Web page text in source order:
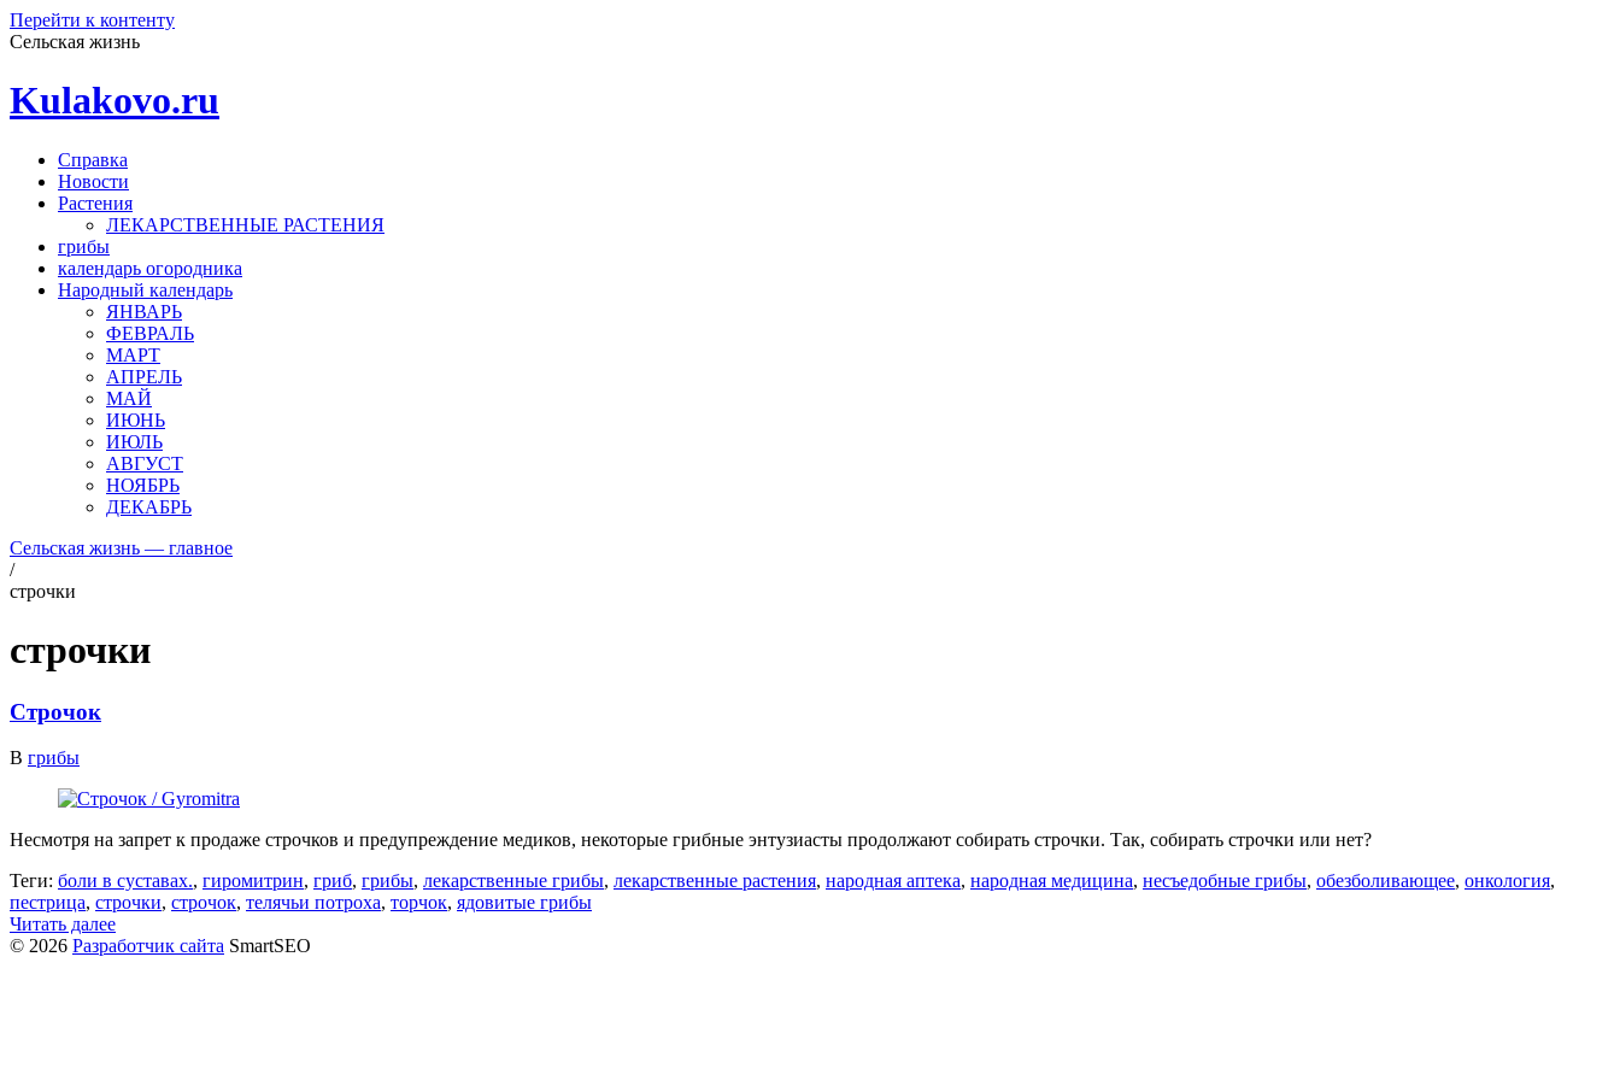
Перейти к контенту
Сельская жизнь
Kulakovo.ru
Справка
Новости
Растения
ЛЕКАРСТВЕННЫЕ РАСТЕНИЯ
грибы
календарь огородника
Народный календарь
ЯНВАРЬ
ФЕВРАЛЬ
МАРТ
АПРЕЛЬ
МАЙ
ИЮНЬ
ИЮЛЬ
АВГУСТ
НОЯБРЬ
ДЕКАБРЬ
Сельская жизнь — главное
/
строчки
строчки
Строчок
В грибы
Несмотря на запрет к продаже строчков и предупреждение медиков, некоторые грибные энтузиасты продолжают собирать строчки. Так, собирать строчки или нет?
Теги: боли в суставах., гиромитрин, гриб, грибы, лекарственные грибы, лекарственные растения, народная аптека, народная медицина, несъедобные грибы, обезболивающее, онкология,
пестрица, строчки, строчок, телячьи потроха, торчок, ядовитые грибы
Читать далее
© 2026 Разработчик сайта SmartSEO